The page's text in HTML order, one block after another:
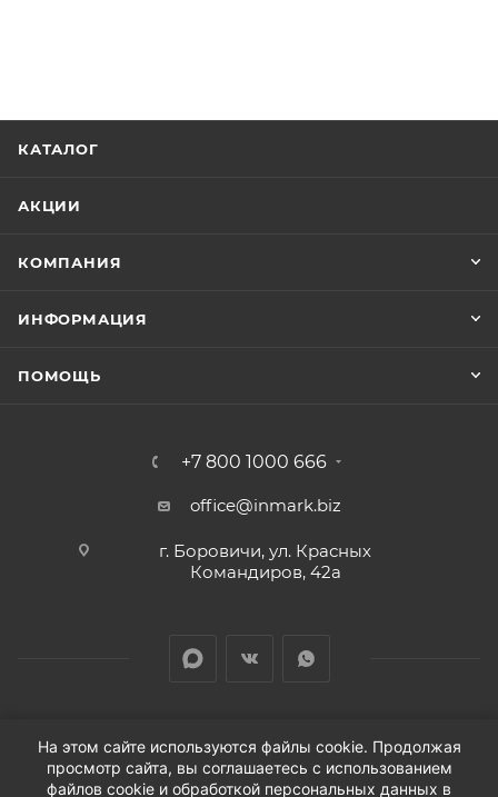
КАТАЛОГ
АКЦИИ
КОМПАНИЯ
ИНФОРМАЦИЯ
ПОМОЩЬ
+7 800 1000 666
office@inmark.biz
г. Боровичи, ул. Красных
Командиров, 42а
2026 © Продажа автозапчастей для иномарок в
На этом сайте используются файлы cookie. Продолжая
просмотр сайта, вы соглашаетесь с использованием
файлов cookie и обработкой персональных данных в